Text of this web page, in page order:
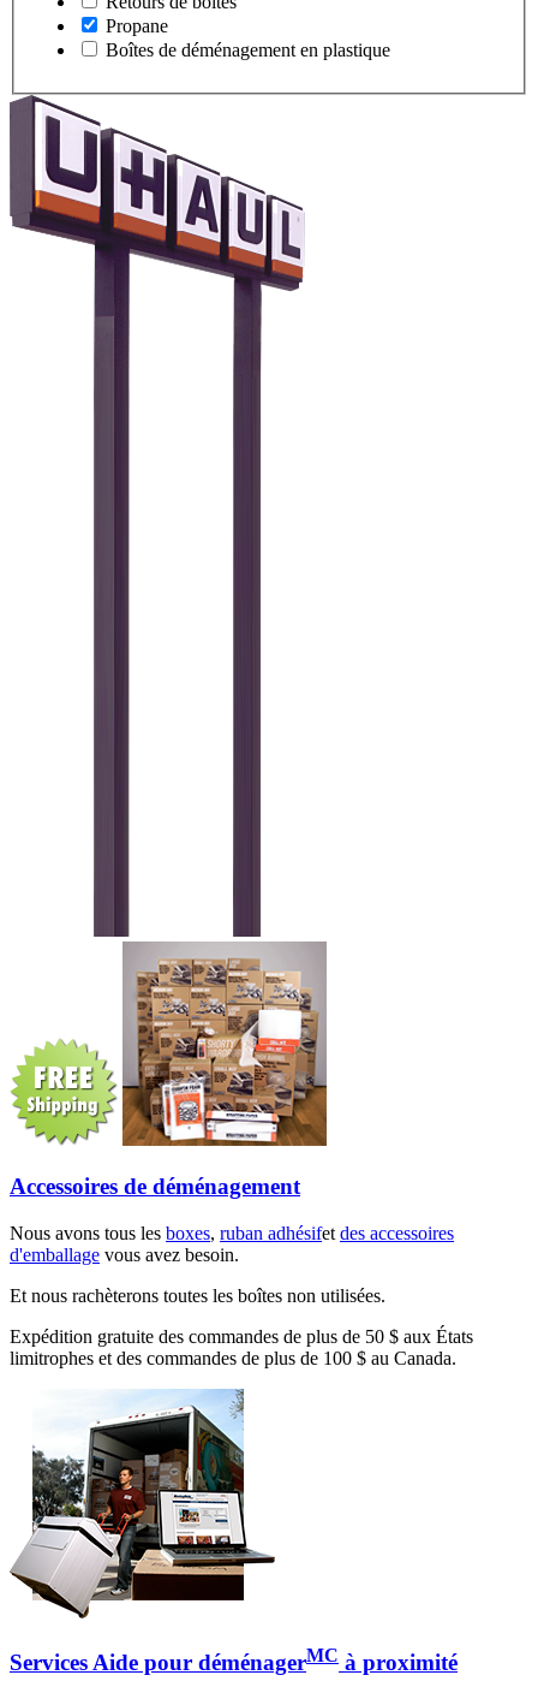
Propane
Boîtes de déménagement en plastique
Accessoires de déménagement
Nous avons tous les boxes, ruban adhésifet des accessoires
d'emballage vous avez besoin.
Et nous rachèterons toutes les boîtes non utilisées.
Expédition gratuite des commandes de plus de 50 $ aux États
limitrophes et des commandes de plus de 100 $ au Canada.
Services Aide pour déménagerMC à proximité